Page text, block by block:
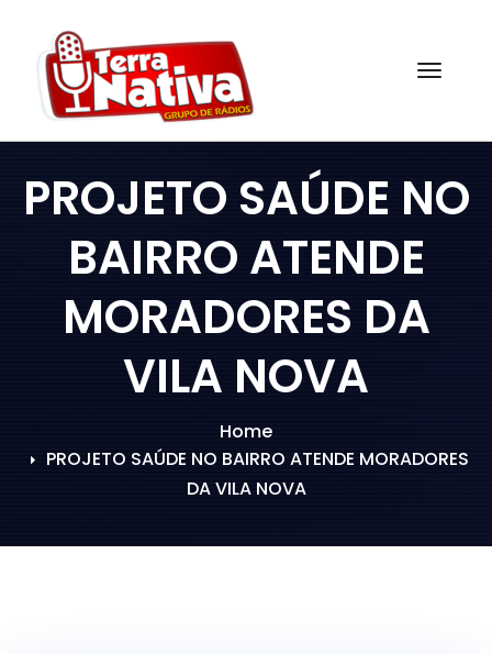
content
PROJETO SAÚDE NO
BAIRRO ATENDE
MORADORES DA
VILA NOVA
Home
PROJETO SAÚDE NO BAIRRO ATENDE MORADORES
DA VILA NOVA